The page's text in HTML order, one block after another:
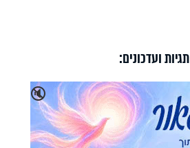
תגיות ועדכונים:
🔇